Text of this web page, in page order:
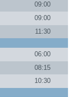
09:00
09:00
11:30
06:00
08:15
10:30